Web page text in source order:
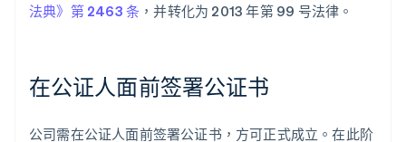
法典》第 2463 条 ，并转化为 2013 年第 99 号法律。
在公证人面前签署公证书
公司需在公证人面前签署公证书，方可正式成立。在此阶